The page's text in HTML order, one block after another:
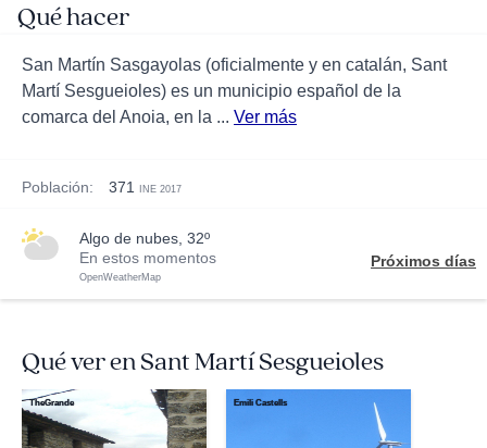
Qué hacer
San Martín Sasgayolas (oficialmente y en catalán, Sant
Martí Sesgueioles) es un municipio español de la
comarca del Anoia, en la ... Ver más
Población: 371 INE 2017
algo de nubes, 32º
En estos momentos
OpenWeatherMap
Próximos días
Qué ver en Sant Martí Sesgueioles
TheGrande Emili Castells